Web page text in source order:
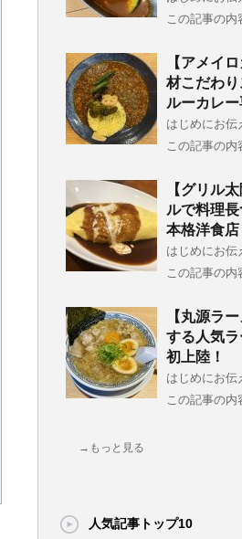
この記事の内
【アメイ
材こだわ
ルーカレー
はじめにお伝
この記事の内
【グリル
ルで料理
本格洋食店
はじめにお伝
この記事の内
【丸源ラ
する人気
初上陸！
はじめにお伝
この記事の内
→もっと見る
人気記事トップ10